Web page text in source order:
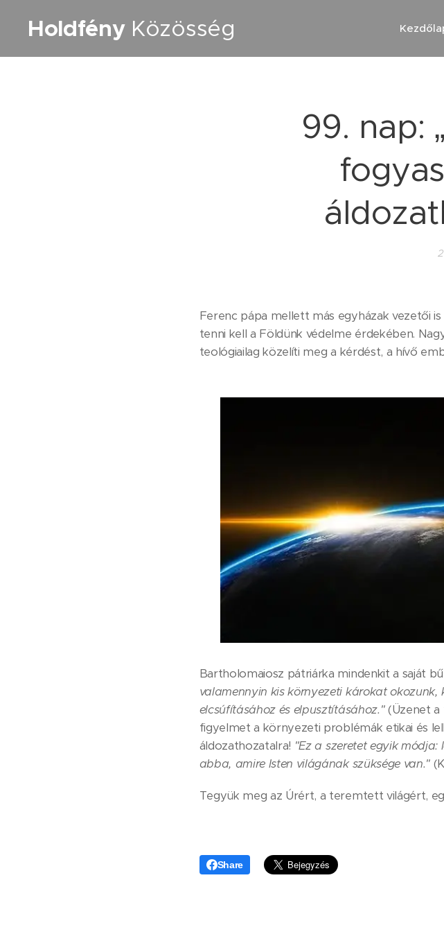
HoldfényKözösség
99. nap:
Ferenc pápa mellett más egyházak vezetői
tenni kell a Földünk védelme érdekében.
teológiailag közelíti meg a kérdést, a hívő
Bartholomaiosz pátriárka mindenkit a saját
valamennyin kis környezeti károkat
elcsúfításához és elpusztításához."(Üzenet a
figyelmet a környezeti problémák etikai és
áldozathozatalra! "Ez a szeretet egyik
abba, amire Isten világának szüksége van."
Tegyük meg az Úrért, a teremtett világért,
Share